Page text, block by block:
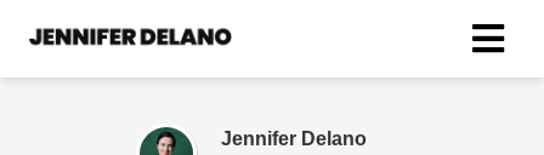
Jennifer Delano